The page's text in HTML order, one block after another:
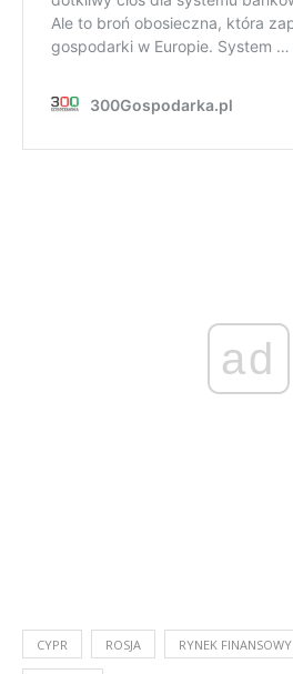
ad
CYPR ROSJA RYNEK FINANSOWY